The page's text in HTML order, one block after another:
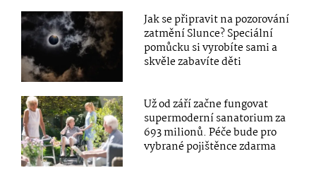
Jak se připravit na pozorování
zatmění Slunce? Speciální
pomůcku si vyrobíte sami a
skvěle zabavíte děti
Už od září začne fungovat
supermoderní sanatorium za
693 milionů. Péče bude pro
vybrané pojištěnce zdarma